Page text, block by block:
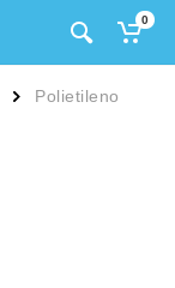
0
Polietileno